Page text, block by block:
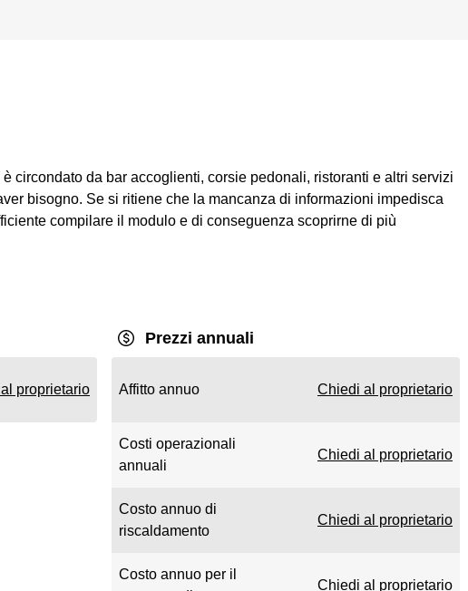
circondato da bar accoglienti, corsie pedonali, ristoranti e altri servizi
bisogno. Se si ritiene che la mancanza di informazioni impedisca
compilare il modulo e di conseguenza scoprirne di più
proprietario
Prezzi annuali
Affitto annuo Chiedi al proprietario
Costi operazionali
annuali
Chiedi al proprietario
Costo annuo di
riscaldamento
Chiedi al proprietario
Costo annuo per il
Chiedi al proprietario